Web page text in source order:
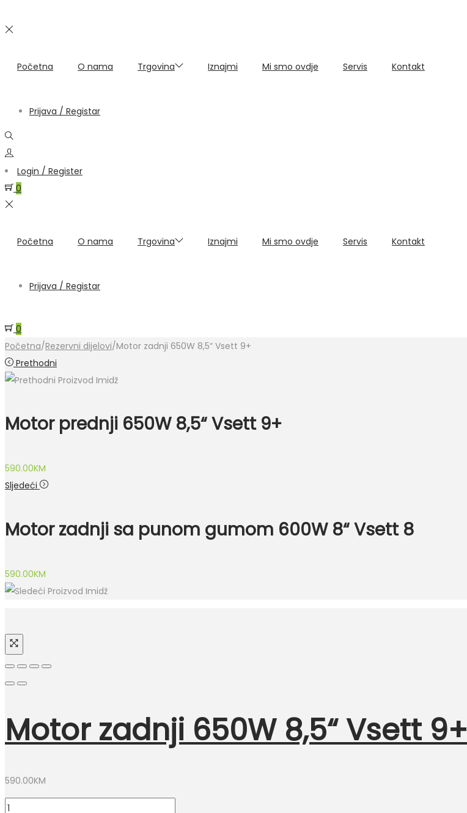
Početna O nama Trgovina Iznajmi Mi smo ovdje Servis Kontakt
Prijava / Registar
Login / Register
0
Početna O nama Trgovina Iznajmi Mi smo ovdje Servis Kontakt
Prijava / Registar
0
Početna/Rezervni dijelovi/Motor zadnji 650W 8,5“ Vsett 9+
Prethodni
Motor prednji 650W 8,5“ Vsett 9+
590.00KM
Sljedeći
Motor zadnji sa punom gumom 600W 8“ Vsett 8
590.00KM
Motor zadnji 650W 8,5“ Vsett 9+
590.00KM
Motor